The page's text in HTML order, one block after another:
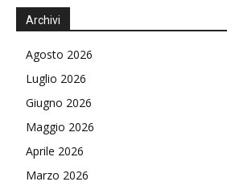
Archivi
Agosto 2026
Luglio 2026
Giugno 2026
Maggio 2026
Aprile 2026
Marzo 2026